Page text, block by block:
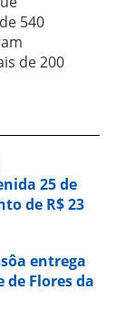
540
de 200
25 de
de R$ 23
entrega
de Flores da